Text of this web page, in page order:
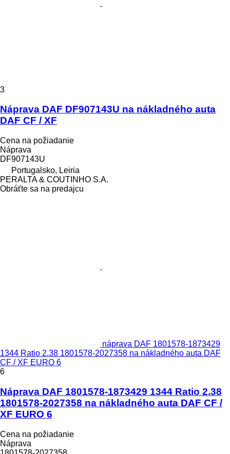
3
Náprava DAF DF907143U na nákladného auta
DAF CF / XF
Cena na požiadanie
Náprava
DF907143U
Portugalsko, Leiria
PERALTA & COUTINHO S.A.
Obráťte sa na predajcu
náprava DAF 1801578-1873429
1344 Ratio 2.38 1801578-2027358 na nákladného auta DAF
CF / XF EURO 6
6
Náprava DAF 1801578-1873429 1344 Ratio 2.38
1801578-2027358 na nákladného auta DAF CF /
XF EURO 6
Cena na požiadanie
Náprava